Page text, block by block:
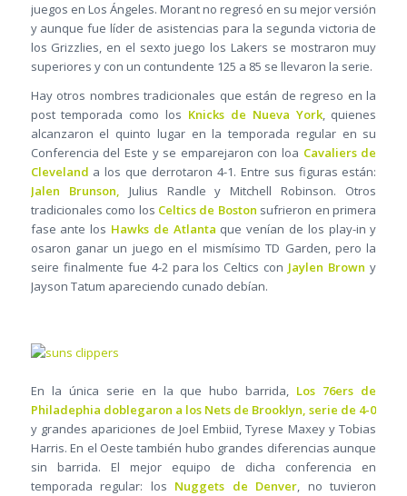
juegos en Los Ángeles. Morant no regresó en su mejor versión
y aunque fue líder de asistencias para la segunda victoria de
los Grizzlies, en el sexto juego los Lakers se mostraron muy
superiores y con un contundente 125 a 85 se llevaron la serie.
Hay otros nombres tradicionales que están de regreso en la
post temporada como los Knicks de Nueva York, quienes
alcanzaron el quinto lugar en la temporada regular en su
Conferencia del Este y se emparejaron con loa Cavaliers de
Cleveland a los que derrotaron 4-1. Entre sus figuras están:
Jalen Brunson, Julius Randle y Mitchell Robinson. Otros
tradicionales como los Celtics de Boston sufrieron en primera
fase ante los Hawks de Atlanta que venían de los play-in y
osaron ganar un juego en el mismísimo TD Garden, pero la
seire finalmente fue 4-2 para los Celtics con Jaylen Brown y
Jayson Tatum apareciendo cunado debían.
En la única serie en la que hubo barrida, Los 76ers de
Philadephia doblegaron a los Nets de Brooklyn, serie de 4-0
y grandes apariciones de Joel Embiid, Tyrese Maxey y Tobias
Harris. En el Oeste también hubo grandes diferencias aunque
sin barrida. El mejor equipo de dicha conferencia en
temporada regular: los Nuggets de Denver, no tuvieron